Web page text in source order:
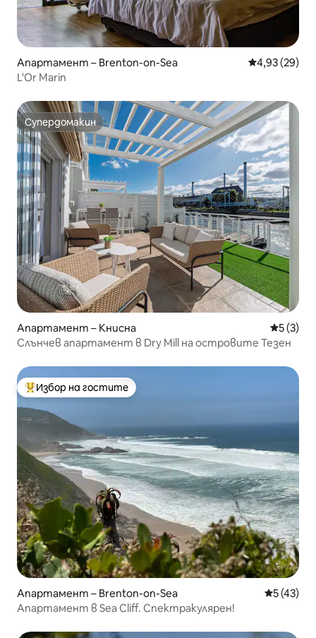
Апартамент – Brenton-on-Sea Средна
4,93 (29)
L'Or Marin
Супердомакин
Супердомакин
Апартамент – Книсна Средна
5 (3)
Слънчев апартамент в Dry Mill на островите Тезен
Най-популярен избор на гостите
Избор на гостите
Апартамент – Brenton-on-Sea Средна
5 (43)
Апартамент в Sea Cliff. Спектракулярен!